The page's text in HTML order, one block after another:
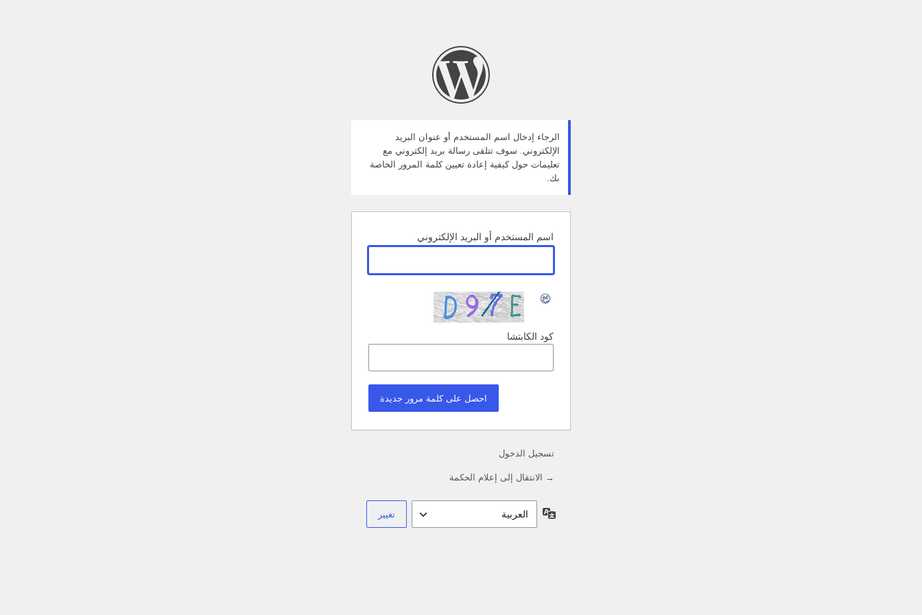
الرجاء إدخال اسم المستخدم أو عنوان البريد
الإلكتروني. سوف تتلقى رسالة بريد إلكتروني مع
تعليمات حول كيفية إعادة تعيين كلمة المرور الخاصة
بك.
اسم المستخدم أو البريد الإلكتروني
كود الكابتشا
تسجيل الدخول
→ الانتقال إلى إعلام الحكمة
اللغة